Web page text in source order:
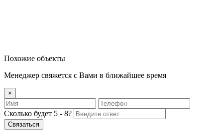
Похожие объекты
Менеджер свяжется с Вами в ближайшее время
×
Сколько будет 5 - 8?